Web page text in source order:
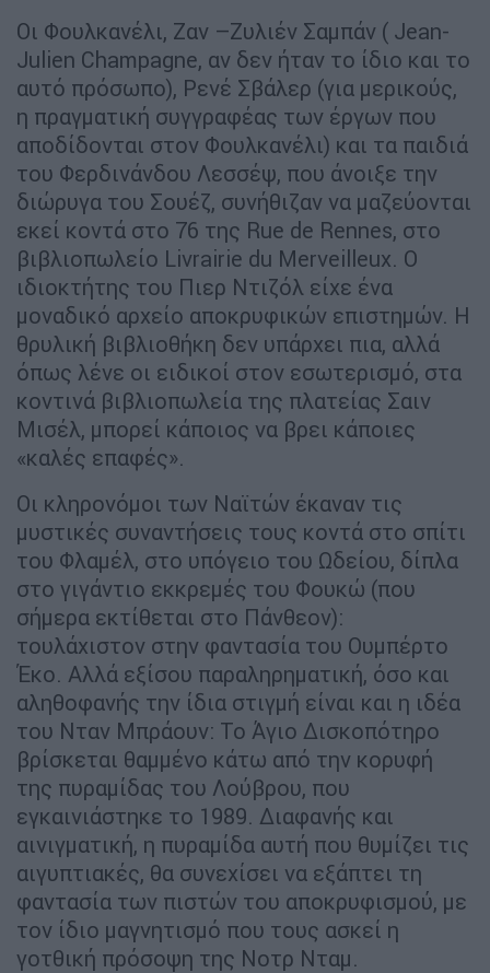
Οι Φουλκανέλι, Ζαν –Ζυλιέν Σαμπάν ( Jean-
Julien Champagne, αν δεν ήταν το ίδιο και το
αυτό πρόσωπο), Ρενέ Σβάλερ (για μερικούς,
η πραγματική συγγραφέας των έργων που
αποδίδονται στον Φουλκανέλι) και τα παιδιά
του Φερδινάνδου Λεσσέψ, που άνοιξε την
διώρυγα του Σουέζ, συνήθιζαν να μαζεύονται
εκεί κοντά στο 76 της Rue de Rennes, στο
βιβλιοπωλείο Livrairie du Merveilleux. Ο
ιδιοκτήτης του Πιερ Ντιζόλ είχε ένα
μοναδικό αρχείο αποκρυφικών επιστημών. Η
θρυλική βιβλιοθήκη δεν υπάρχει πια, αλλά
όπως λένε οι ειδικοί στον εσωτερισμό, στα
κοντινά βιβλιοπωλεία της πλατείας Σαιν
Μισέλ, μπορεί κάποιος να βρει κάποιες
«καλές επαφές».
Οι κληρονόμοι των Ναϊτών έκαναν τις
μυστικές συναντήσεις τους κοντά στο σπίτι
του Φλαμέλ, στο υπόγειο του Ωδείου, δίπλα
στο γιγάντιο εκκρεμές του Φουκώ (που
σήμερα εκτίθεται στο Πάνθεον):
τουλάχιστον στην φαντασία του Ουμπέρτο ​​
Έκο. Αλλά εξίσου παραληρηματική, όσο και
αληθοφανής την ίδια στιγμή είναι και η ιδέα
του Νταν Μπράουν: Το Άγιο Δισκοπότηρο
βρίσκεται θαμμένο κάτω από την κορυφή
της πυραμίδας του Λούβρου, που
εγκαινιάστηκε το 1989. Διαφανής και
αινιγματική, η πυραμίδα αυτή που θυμίζει τις
αιγυπτιακές, θα συνεχίσει να εξάπτει τη
φαντασία των πιστών του αποκρυφισμού, με
τον ίδιο μαγνητισμό που τους ασκεί η
γοτθική πρόσοψη της Νοτρ Νταμ.